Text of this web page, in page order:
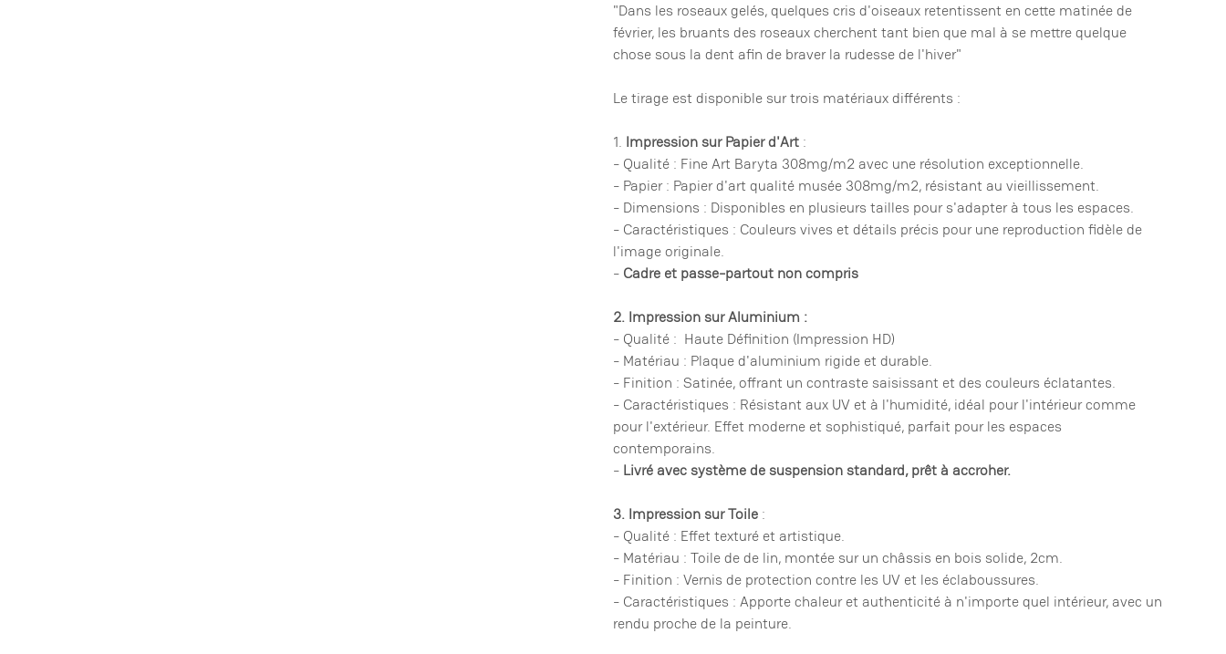
"Dans les roseaux gelés, quelques cris d'oiseaux retentissent en cette matinée de
février, les bruants des roseaux cherchent tant bien que mal à se mettre quelque
chose sous la dent afin de braver la rudesse de l'hiver"
Le tirage est disponible sur trois matériaux différents :
1. Impression sur Papier d'Art :
- Qualité : Fine Art Baryta 308mg/m2 avec une résolution exceptionnelle.
- Papier : Papier d'art qualité musée 308mg/m2, résistant au vieillissement.
- Dimensions : Disponibles en plusieurs tailles pour s'adapter à tous les espaces.
- Caractéristiques : Couleurs vives et détails précis pour une reproduction fidèle de
l'image originale.
- Cadre et passe-partout non compris
2. Impression sur Aluminium :
- Qualité : Haute Définition (Impression HD)
- Matériau : Plaque d'aluminium rigide et durable.
- Finition : Satinée, offrant un contraste saisissant et des couleurs éclatantes.
- Caractéristiques : Résistant aux UV et à l'humidité, idéal pour l'intérieur comme
pour l'extérieur. Effet moderne et sophistiqué, parfait pour les espaces
contemporains.
- Livré avec système de suspension standard, prêt à accroher.
3. Impression sur Toile :
- Qualité : Effet texturé et artistique.
- Matériau : Toile de de lin, montée sur un châssis en bois solide, 2cm.
- Finition : Vernis de protection contre les UV et les éclaboussures.
- Caractéristiques : Apporte chaleur et authenticité à n'importe quel intérieur, avec un
rendu proche de la peinture.